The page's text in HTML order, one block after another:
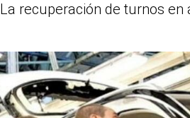
La recuperación de turnos